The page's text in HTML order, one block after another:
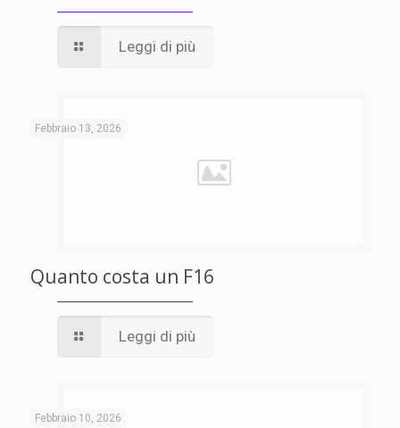
Leggi di più
Febbraio 13, 2026
Quanto costa un F16
Leggi di più
Febbraio 10, 2026